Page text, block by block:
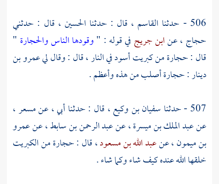
506 - حدثنا
القاسم ، قال : حدثنا الحسين ، قال : حدثني
حجاج ،عنابن جريج في قوله : "وقودها الناس والحجارة "
قال : حجارة من كبريت أسود في النار ، قال : وقال لي عمرو بن
دينار : حجارة أصلب من هذه وأعظم .
507 - حدثنا
سفيان بن وكيع، قال : حدثنا أبي ، عنمسعر،
عنعبد الملك بن ميسرة، عنعبد الرحمن بن سابط، عنعمرو
بن ميمون ،عنعبد الله بن مسعود، قال : حجارة من الكبريت
خلقها الله عنده كيف شاء وكما شاء .